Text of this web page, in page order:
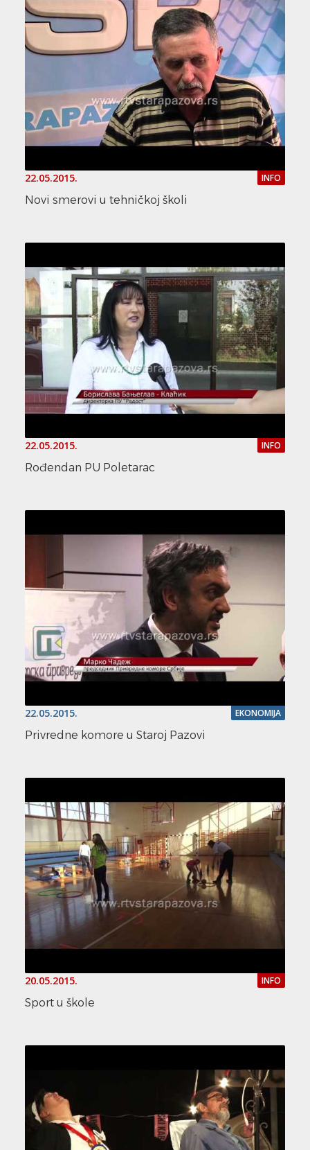
22.05.2015. INFO
Novi smerovi u tehničkoj školi
22.05.2015. INFO
Rođendan PU Poletarac
22.05.2015. EKONOMIJA
Privredne komore u Staroj Pazovi
20.05.2015. INFO
Sport u škole